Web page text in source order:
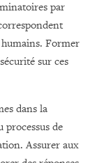
par
Former
sur ces
dans la
de
Assurer aux